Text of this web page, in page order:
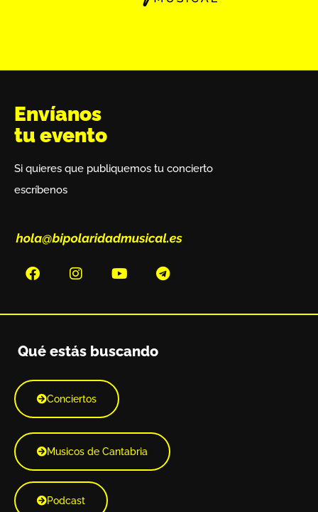
Envíanos
tu evento
Si quieres que publiquemos tu concierto
escríbenos
Qué estás buscando
Conciertos
Musicos de Cantabria
Podcast